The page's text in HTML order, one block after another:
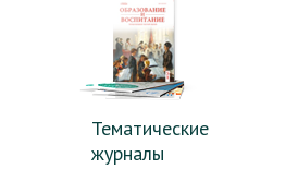
Тематические
журналы